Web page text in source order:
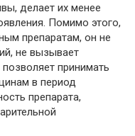
делает их менее
Помимо этого,
препаратам, он не
не вызывает
принимать
в период
препарата,